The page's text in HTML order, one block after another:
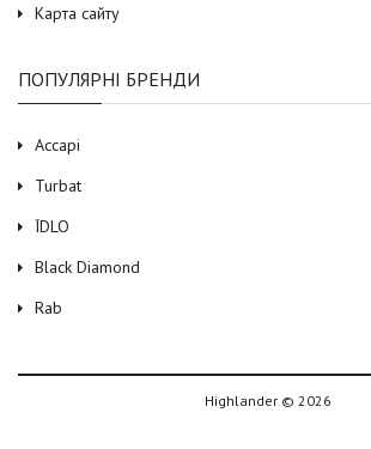
Карта сайту
ПОПУЛЯРНІ БРЕНДИ
Accapi
Turbat
ЇDLO
Black Diamond
Rab
Highlander © 2026